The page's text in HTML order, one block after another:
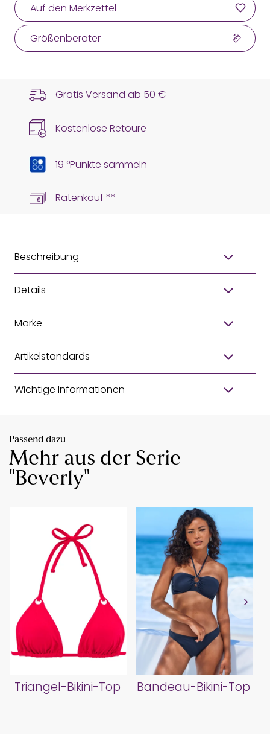
Auf den Merkzettel
Größenberater
Gratis Versand ab 50 €
Kostenlose Retoure
19 °Punkte sammeln
Ratenkauf **
Beschreibung
Details
Marke
Artikelstandards
Wichtige Informationen
Passend dazu
Mehr aus der Serie
"Beverly"
Triangel-Bikini-Top Bandeau-Bikini-Top